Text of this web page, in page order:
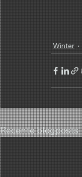
Winter
Recente blogposts